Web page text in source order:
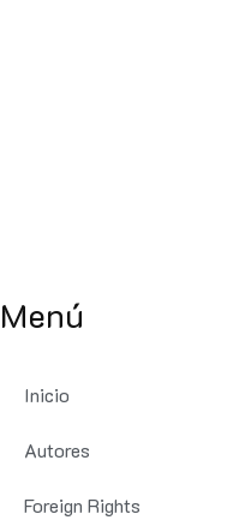
Menú
Inicio
Autores
Foreign Rights